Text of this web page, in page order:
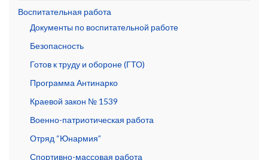
Воспитательная работа
Документы по воспитательной работе
Безопасность
Готов к труду и обороне (ГТО)
Программа Антинарко
Краевой закон № 1539
Военно-патриотическая работа
Отряд “Юнармия”
Спортивно-массовая работа